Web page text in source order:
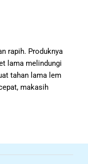
rapih. Produknya
lama melindungi
tahan lama lem
makasih